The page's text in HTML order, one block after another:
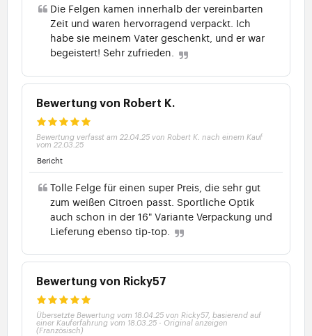
Die Felgen kamen innerhalb der vereinbarten
Zeit und waren hervorragend verpackt. Ich
habe sie meinem Vater geschenkt, und er war
begeistert! Sehr zufrieden.
Bewertung von Robert K.
Bewertung verfasst am 22.04.25 von Robert K. nach einem Kauf
vom 22.03.25
Bericht
Tolle Felge für einen super Preis, die sehr gut
zum weißen Citroen passt. Sportliche Optik
auch schon in der 16" Variante Verpackung und
Lieferung ebenso tip-top.
Bewertung von Ricky57
Übersetzte Bewertung vom 18.04.25 von Ricky57, basierend auf
einer Kauferfahrung vom 18.03.25 - Original anzeigen
(Französisch)